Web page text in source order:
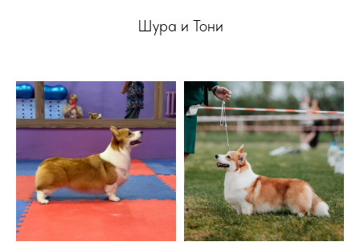
Шура и Тони